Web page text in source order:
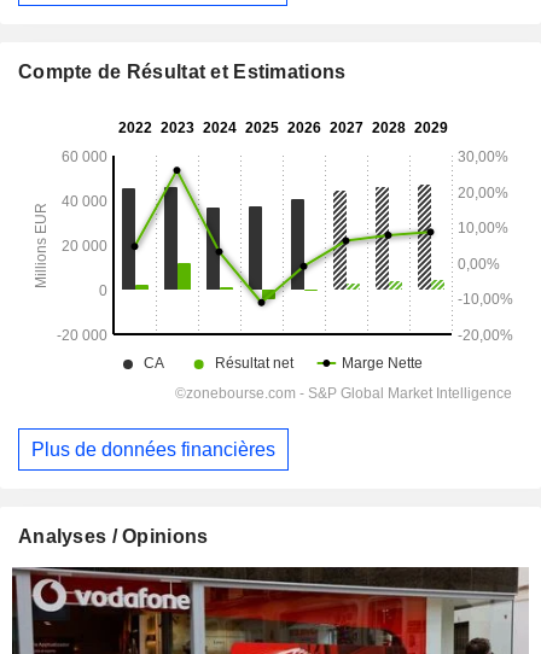
Compte de Résultat et Estimations
Plus de données financières
Analyses / Opinions